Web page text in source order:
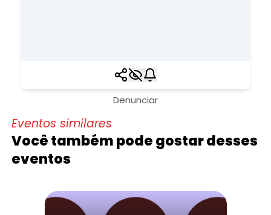
Denunciar
Eventos similares
Você também pode gostar desses
eventos